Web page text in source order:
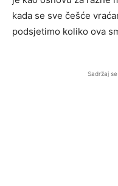
kada se sve češće
podsjetimo koliko ova
Sadržaj